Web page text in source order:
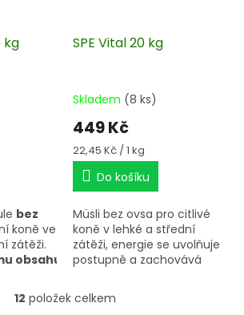
kg
bez
koně ve
zátěži.
obsahu
SPE Vital 20 kg
Skladem (8 ks)
449 Kč
Měrná
cena:
22,45 Kč / 1 kg
Do košíku
Müsli bez ovsa pro citlivé
koně v lehké a střední
zátěži, energie se uvolňuje
postupně a zachovává
O
12 položek celkem